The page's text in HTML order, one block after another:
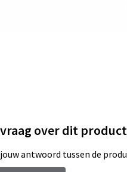
vraag over dit
antwoord tussen de